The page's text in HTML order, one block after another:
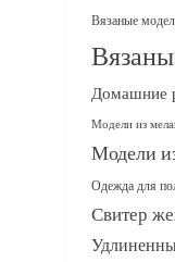
Вязаные
Домашние
Модели из
Модели
Одежда для
Свитер